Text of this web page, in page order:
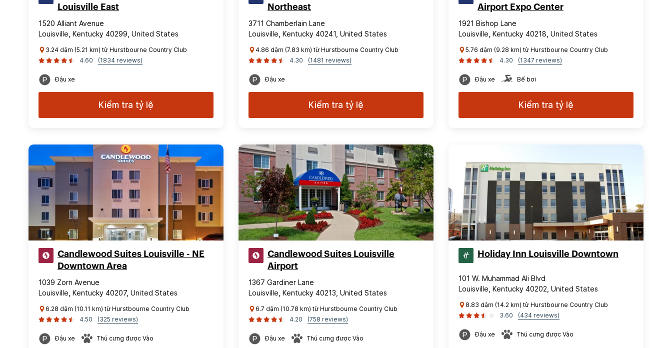
Louisville East
1520 Alliant Avenue
Louisville, Kentucky 40299, United States
3.24 dặm (5.21 km) từ Hurstbourne Country Club
4.60
(1834 reviews)
Đậu xe
Kiểm tra tỷ lệ
Northeast
3711 Chamberlain Lane
Louisville, Kentucky 40241, United States
4.86 dặm (7.83 km) từ Hurstbourne Country Club
4.30
(1481 reviews)
Đậu xe
Kiểm tra tỷ lệ
Airport Expo Center
1921 Bishop Lane
Louisville, Kentucky 40218, United States
5.76 dặm (9.28 km) từ Hurstbourne Country Club
4.30
(1347 reviews)
Đậu xe Bể bơi
Kiểm tra tỷ lệ
Candlewood Suites Louisville - NE
Downtown Area
1039 Zorn Avenue
Louisville, Kentucky 40207, United States
6.28 dặm (10.11 km) từ Hurstbourne Country Club
4.50
(325 reviews)
Đậu xe Thú cưng được Vào
Candlewood Suites Louisville
Airport
1367 Gardiner Lane
Louisville, Kentucky 40213, United States
6.7 dặm (10.78 km) từ Hurstbourne Country Club
4.20
(758 reviews)
Đậu xe Thú cưng được Vào
Holiday Inn Louisville Downtown
101 W. Muhammad Ali Blvd
Louisville, Kentucky 40202, United States
8.83 dặm (14.2 km) từ Hurstbourne Country Club
3.60
(434 reviews)
Đậu xe Thú cưng được Vào